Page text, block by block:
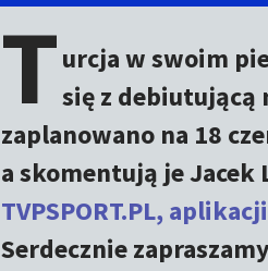
Turcja w swoim
się z
zaplanowano na 18
a skomentują je Jacek
TVPSPORT.PL,
Serdecznie